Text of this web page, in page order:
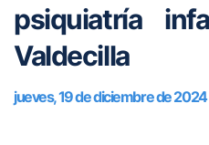
psiquiatría
Valdecilla
jueves, 19 de diciembre de 2024